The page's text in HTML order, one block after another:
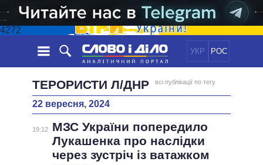
4272
УКР РОС
НОВИНИ
СТРІЧКА
ПОДІЇ
СТАТТІ
ДУМКИ
ЕКОНОМІКА
СУСПІЛЬСТВО
СВІТ
ОБIЦЯНКИ
ПОЛIТИКИ
УСІ ПОЛІТИКИІНФОГРАФІКА
ТЕРОРИСТИ Л/ДНР всі публікації по тегу
22 вересня, 2024
19:12
МЗС України попередило
Лукашенка про наслідки
через зустріч із ватажком